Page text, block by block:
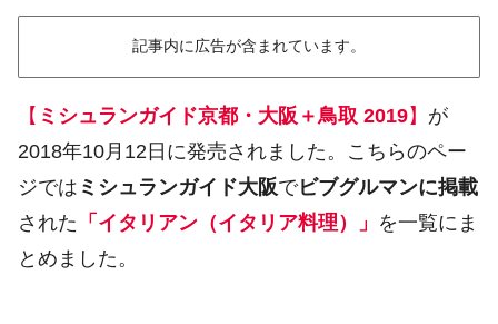
記事内に広告が含まれています。
【 ミシュランガイド京都・大阪＋鳥取 2019】 が
2018年10月12日に発売されました。こちらのペー
ジでは ミシュランガイド大阪でビブグルマンに掲載
された 「イタリアン（イタリア料理）」 を一覧にま
とめました。